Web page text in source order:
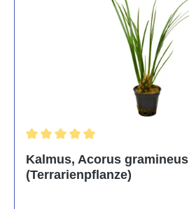
Kalmus, Acorus gramineus
(Terrarienpflanze)